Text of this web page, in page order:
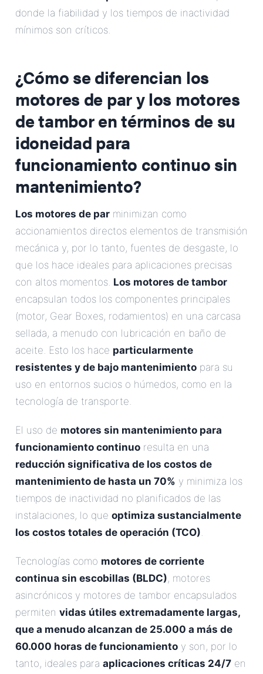
donde la fiabilidad y los tiempos de inactividad
mínimos son críticos.
¿Cómo se diferencian los
motores de par y los motores
de tambor en términos de su
idoneidad para
funcionamiento continuo sin
mantenimiento?
Los motores de par minimizan como
accionamientos directos elementos de transmisión
mecánica y, por lo tanto, fuentes de desgaste, lo
que los hace ideales para aplicaciones precisas
con altos momentos. Los motores de tambor
encapsulan todos los componentes principales
(motor, Gear Boxes, rodamientos) en una carcasa
sellada, a menudo con lubricación en baño de
aceite. Esto los hace particularmente
resistentes y de bajo mantenimiento para su
uso en entornos sucios o húmedos, como en la
tecnología de transporte.
El uso de motores sin mantenimiento para
funcionamiento continuo resulta en una
reducción significativa de los costos de
mantenimiento de hasta un 70% y minimiza los
tiempos de inactividad no planificados de las
instalaciones, lo que optimiza sustancialmente
los costos totales de operación (TCO).
Tecnologías como motores de corriente
continua sin escobillas (BLDC), motores
asincrónicos y motores de tambor encapsulados
permiten vidas útiles extremadamente largas,
que a menudo alcanzan de 25.000 a más de
60.000 horas de funcionamiento y son, por lo
tanto, ideales para aplicaciones críticas 24/7 en